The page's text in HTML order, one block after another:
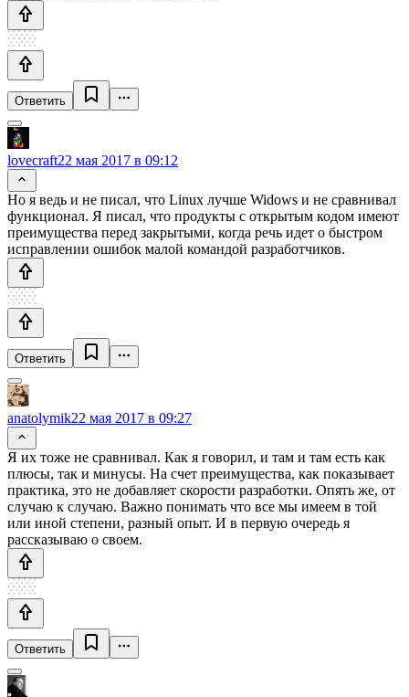
Ответить
lovecraft22 мая 2017 в 09:12
Но я ведь и не писал, что Linux лучше Widows и не сравнивал
функционал. Я писал, что продукты с открытым кодом имеют
преимущества перед закрытыми, когда речь идет о быстром
исправлении ошибок малой командой разработчиков.
Ответить
anatolymik22 мая 2017 в 09:27
Я их тоже не сравнивал. Как я говорил, и там и там есть как
плюсы, так и минусы. На счет преимущества, как показывает
практика, это не добавляет скорости разработки. Опять же, от
случаю к случаю. Важно понимать что все мы имеем в той
или иной степени, разный опыт. И в первую очередь я
рассказываю о своем.
Ответить